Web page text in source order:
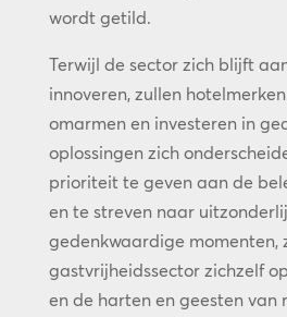
wordt getild.
Terwijl de sector zich blijft
innoveren, zullen
omarmen en investeren in
oplossingen zich
prioriteit te geven aan de
en te streven naar
gedenkwaardige momenten,
gastvrijheidssector zichzelf
en de harten en geesten van